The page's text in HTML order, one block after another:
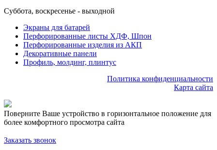
Суббота, воскресенье - выходной
Экраны для батарей
Перфорированные листы ХДФ, Шпон
Перфорированные изделия из АКП
Декоративные панели
Профиль, молдинг, плинтус
Политика конфиденциальности
Карта сайта
Поверните Ваше устройство в горизонтальное положение для
более комфортного просмотра сайта
Заказать звонок